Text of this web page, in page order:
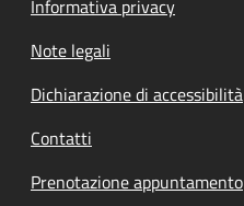
Informativa privacy
Note legali
Dichiarazione di accessibilità
Contatti
Prenotazione appuntamento